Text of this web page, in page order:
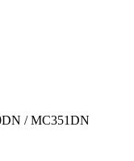
/ MC351DN